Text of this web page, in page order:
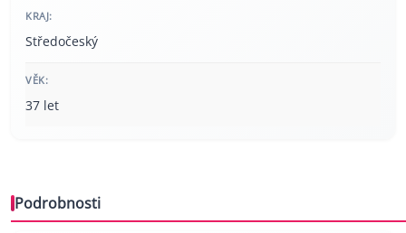
KRAJ:
Středočeský
VĚK:
37 let
Podrobnosti